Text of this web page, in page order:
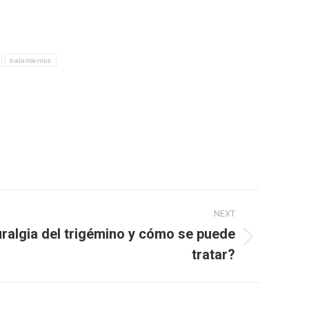
tratamientos
NEXT
del trigémino y cómo se puede
tratar?